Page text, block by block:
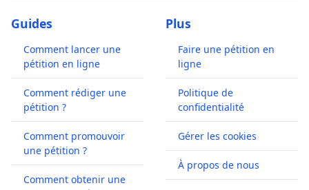
Guides
Comment lancer une
pétition en ligne
Comment rédiger une
pétition ?
Comment promouvoir
une pétition ?
Comment obtenir une
Plus
Faire une pétition en
ligne
Politique de
confidentialité
Gérer les cookies
À propos de nous